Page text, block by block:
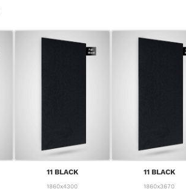
11 BLACK
1860x4300
11 BLACK
1860x3670